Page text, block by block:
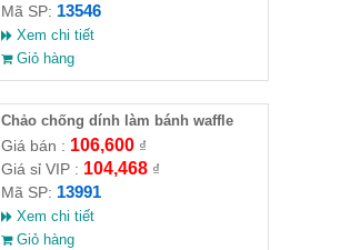
Mã SP: 13546
Xem chi tiết
Giỏ hàng
Chảo chống dính làm bánh waffle
Giá bán : 106,600₫
Giá sỉ VIP : 104,468₫
Mã SP: 13991
Xem chi tiết
Giỏ hàng